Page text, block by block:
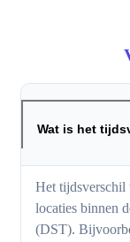
Wat is het
Het tijdsverschil
locaties binnen
(DST).